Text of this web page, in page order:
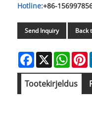
Hotline:+86-
Send Inquiry Back
Facebook
X
Tootekirjeldus